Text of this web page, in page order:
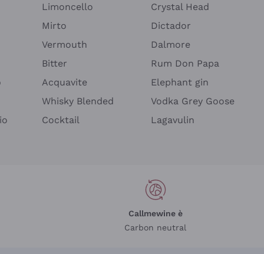
Limoncello
Mirto
Vermouth
Bitter
Acquavite
Whisky Blended
Cocktail
Crystal Head
Dictador
Dalmore
Rum Don Papa
Elephant gin
Vodka Grey Goose
Lagavulin
Callmewine è
Carbon neutral